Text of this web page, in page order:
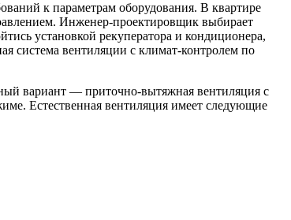
к параметрам оборудования. В квартире
Инженер-проектировщик выбирает
установкой рекуператора и кондиционера,
система вентиляции с климат-контролем по
вариант — приточно-вытяжная вентиляция с
Естественная вентиляция имеет следующие